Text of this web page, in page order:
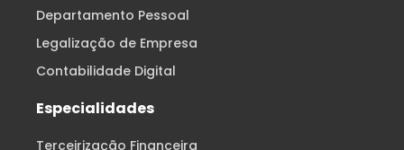
Departamento Pessoal
Legalização de Empresa
Contabilidade Digital
Especialidades
Terceirização Financeira